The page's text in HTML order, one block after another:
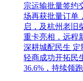
宗运输批量签约
场再获批量订单
启，及杭州老旧
重卡亮相，远程
深耕城配民生
轻商成功开拓民
36.6%，持续领